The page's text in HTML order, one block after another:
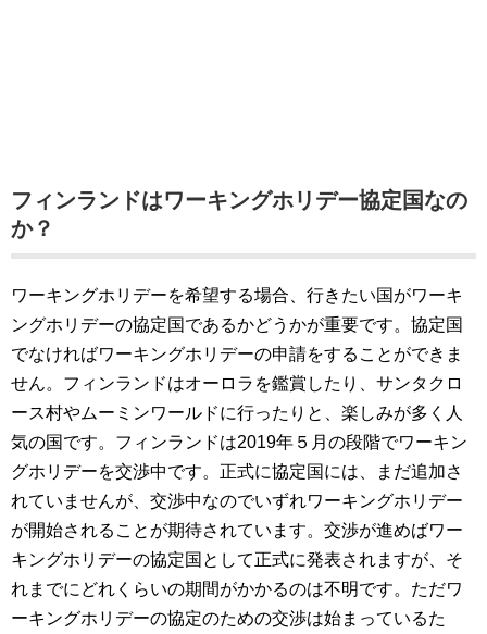
フィンランドはワーキングホリデー協定国なの
か？
ワーキングホリデーを希望する場合、行きたい国がワーキ
ングホリデーの協定国であるかどうかが重要です。協定国
でなければワーキングホリデーの申請をすることができま
せん。フィンランドはオーロラを鑑賞したり、サンタクロ
ース村やムーミンワールドに行ったりと、楽しみが多く人
気の国です。フィンランドは2019年５月の段階でワーキン
グホリデーを交渉中です。正式に協定国には、まだ追加さ
れていませんが、交渉中なのでいずれワーキングホリデー
が開始されることが期待されています。交渉が進めばワー
キングホリデーの協定国として正式に発表されますが、そ
れまでにどれくらいの期間がかかるのは不明です。ただワ
ーキングホリデーの協定のための交渉は始まっているた